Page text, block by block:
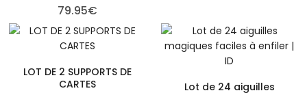
79.95€
LOT DE 2 SUPPORTS DE
CARTES
Lot de 24 aiguilles